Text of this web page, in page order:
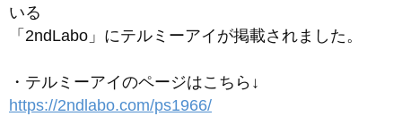
いる
「2ndLabo」にテルミーアイが掲載されました。
・テルミーアイのページはこちら↓
https://2ndlabo.com/ps1966/